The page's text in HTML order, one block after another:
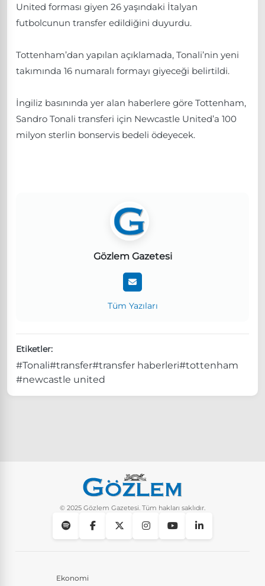
United forması giyen 26 yaşındaki İtalyan
futbolcunun transfer edildiğini duyurdu.
Tottenham’dan yapılan açıklamada, Tonali’nin yeni
takımında 16 numaralı formayı giyeceği belirtildi.
İngiliz basınında yer alan haberlere göre Tottenham,
Sandro Tonali transferi için Newcastle United’a 100
milyon sterlin bonservis bedeli ödeyecek.
Gözlem Gazetesi
Tüm Yazıları
Etiketler:
#Tonali#transfer#transfer haberleri#tottenham
#newcastle united
© 2025 Gözlem Gazetesi. Tüm hakları saklıdır.
Ekonomi